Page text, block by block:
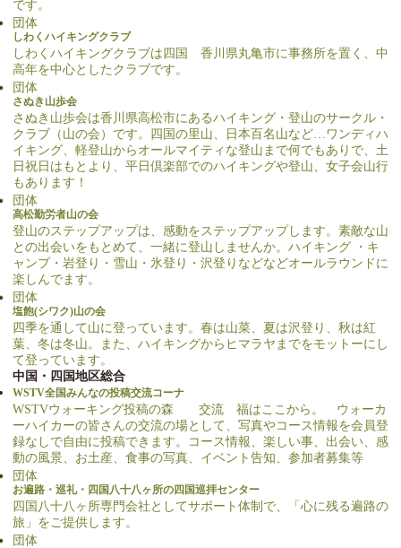
です。
団体
しわくハイキングクラブ
しわくハイキングクラブは四国 香川県丸亀市に事務所を置く、中
高年を中心としたクラブです。
団体
さぬき山歩会
さぬき山歩会は香川県高松市にあるハイキング・登山のサークル・
クラブ（山の会）です。四国の里山、日本百名山など…ワンディハ
イキング、軽登山からオールマイティな登山まで何でもありで、土
日祝日はもとより、平日倶楽部でのハイキングや登山、女子会山行
もあります！
団体
高松勤労者山の会
登山のステップアップは、感動をステップアップします。素敵な山
との出会いをもとめて、一緒に登山しませんか。ハイキング ・キ
ャンプ・岩登り・雪山・氷登り・沢登りなどなどオールラウンドに
楽しんでます。
団体
塩飽(シワク)山の会
四季を通して山に登っています。春は山菜、夏は沢登り、秋は紅
葉、冬は冬山。また、ハイキングからヒマラヤまでをモットーにし
て登っています。
中国・四国地区総合
WSTV全国みんなの投稿交流コーナ
WSTVウォーキング投稿の森 交流 福はここから。 ウォーカ
ーハイカーの皆さんの交流の場として、写真やコース情報を会員登
録なしで自由に投稿できます。コース情報、楽しい事、出会い、感
動の風景、お土産、食事の写真、イベント告知、参加者募集等
団体
お遍路・巡礼・四国八十八ヶ所の四国巡拝センター
四国八十八ヶ所専門会社としてサポート体制で、「心に残る遍路の
旅」をご提供します。
団体